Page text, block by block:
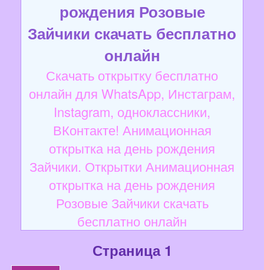
рождения Розовые
Зайчики скачать бесплатно
онлайн
Скачать открытку бесплатно
онлайн для WhatsApp, Инстаграм,
Instagram, одноклассники,
ВКонтакте! Анимационная
открытка на день рождения
Зайчики. Открытки Анимационная
открытка на день рождения
Розовые Зайчики скачать
бесплатно онлайн
Страница 1